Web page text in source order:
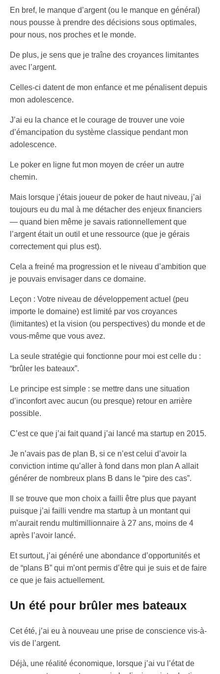
En bref, le manque d’argent (ou le manque en général)
nous pousse à prendre des décisions sous optimales,
pour nous, nos proches et le monde.
De plus, je sens que je traîne des croyances limitantes
avec l’argent.
Celles-ci datent de mon enfance et me pénalisent depuis
mon adolescence.
J’ai eu la chance et le courage de trouver une voie
d’émancipation du système classique pendant mon
adolescence.
Le poker en ligne fut mon moyen de créer un autre
chemin.
Mais lorsque j’étais joueur de poker de haut niveau, j’ai
toujours eu du mal à me détacher des enjeux financiers
— quand bien même je savais rationnellement que
l’argent était un outil et une ressource (que je gérais
correctement qui plus est).
Cela a freiné ma progression et le niveau d’ambition que
je pouvais envisager dans ce domaine.
Leçon : Votre niveau de développement actuel (peu
importe le domaine) est limité par vos croyances
(limitantes) et la vision (ou perspectives) du monde et de
vous-même que vous avez.
La seule stratégie qui fonctionne pour moi est celle du :
“brûler les bateaux”.
Le principe est simple : se mettre dans une situation
d’inconfort avec aucun (ou presque) retour en arrière
possible.
C’est ce que j’ai fait quand j’ai lancé ma startup en 2015.
Je n’avais pas de plan B, si ce n’est celui d’avoir la
conviction intime qu’aller à fond dans mon plan A allait
générer de nombreux plans B dans le “pire des cas”.
Il se trouve que mon choix a failli être plus que payant
puisque j’ai failli vendre ma startup à un montant qui
m’aurait rendu multimillionnaire à 27 ans, moins de 4
après l’avoir lancé.
Et surtout, j’ai généré une abondance d’opportunités et
de “plans B” qui m’ont permis d’être qui je suis et de faire
ce que je fais actuellement.
Un été pour brûler mes bateaux
Cet été, j’ai eu à nouveau une prise de conscience vis-à-
vis de l’argent.
Déjà, une réalité économique, lorsque j’ai vu l’état de